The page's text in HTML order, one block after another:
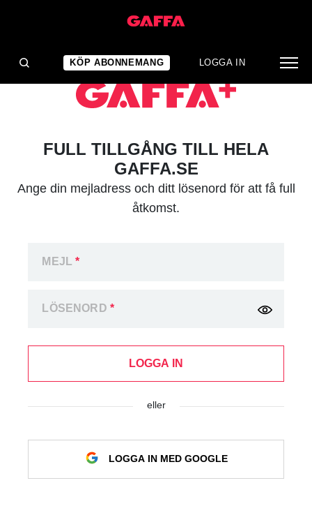
KÖP ABONNEMANG LOGGA IN
FULL TILLGÅNG TILL HELA
GAFFA.SE
Ange din mejladress och ditt lösenord för att få full
åtkomst.
MEJL*
LÖSENORD *
LOGGA IN
eller
LOGGA IN MED GOOGLE